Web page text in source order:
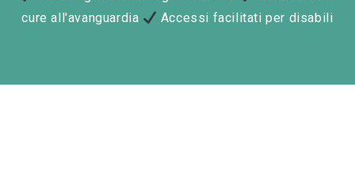
cure all'avanguardia
Accessi facilitati per disabili